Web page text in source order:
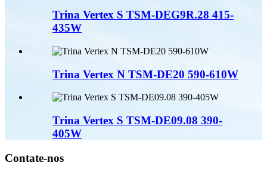
Trina Vertex S TSM-DEG9R.28 415-
435W
Trina Vertex N TSM-DE20 590-610W
Trina Vertex S TSM-DE09.08 390-
405W
Contate-nos